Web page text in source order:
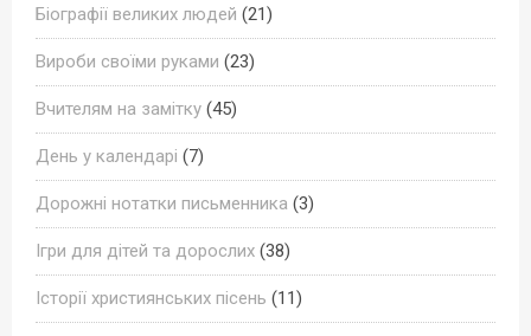
Біографії великих людей (21)
Вироби своїми руками (23)
Вчителям на замітку (45)
День у календарі (7)
Дорожні нотатки письменника (3)
Ігри для дітей та дорослих (38)
Історії християнських пісень (11)